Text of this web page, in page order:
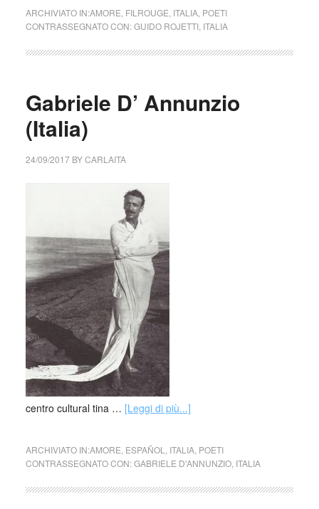
ARCHIVIATO IN:AMORE FILROUGE ITALIA, POETI
CONTRASSEGNATO CON:GUIDO ROJETTI, ITALIA
Gabriele D’ Annunzio
(Italia)
24/09/2017BYCARLAITA
centro cultural tina … [Leggi di più...]
ARCHIVIATO IN:AMORE ESPAÑOL ITALIA, POETI
CONTRASSEGNATO CON:GABRIELE D'ANNUNZIO, ITALIA